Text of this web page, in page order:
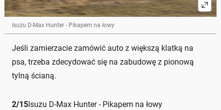
Isuzu D-Max Hunter - Pikapem na łowy
Jeśli zamierzacie zamówić auto z większą klatką na
psa, trzeba zdecydować się na zabudowę z pionową
tylną ścianą.
2/15Isuzu D-Max Hunter - Pikapem na łowy